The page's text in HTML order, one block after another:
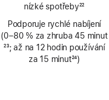
nízké spotřeby22
Podporuje rychlé nabíjení
(0–80 % za zhruba 45 minut
Poznámka
23; až na 12 hodin používání
za 15 minut24)